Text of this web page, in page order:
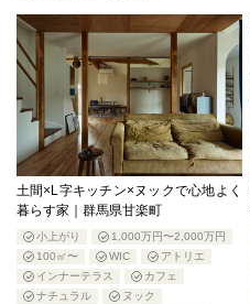
土間×L字キッチン×ヌックで心地よく
暮らす家｜群馬県甘楽町
小上がり
1,000万円〜2,000万円
100㎡〜
WIC
アトリエ
インナーテラス
カフェ
ナチュラル
ヌック